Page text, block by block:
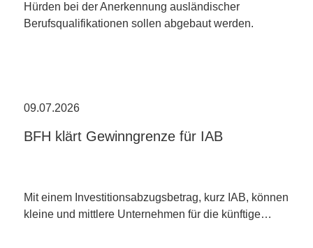
Hürden bei der Anerkennung ausländischer
Berufsqualifikationen sollen abgebaut werden.
09.07.2026
BFH klärt Gewinngrenze für IAB
Mit einem Investitionsabzugsbetrag, kurz IAB, können
kleine und mittlere Unternehmen für die künftige…